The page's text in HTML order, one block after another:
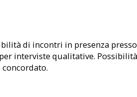
di incontri in presenza
interviste qualitative.